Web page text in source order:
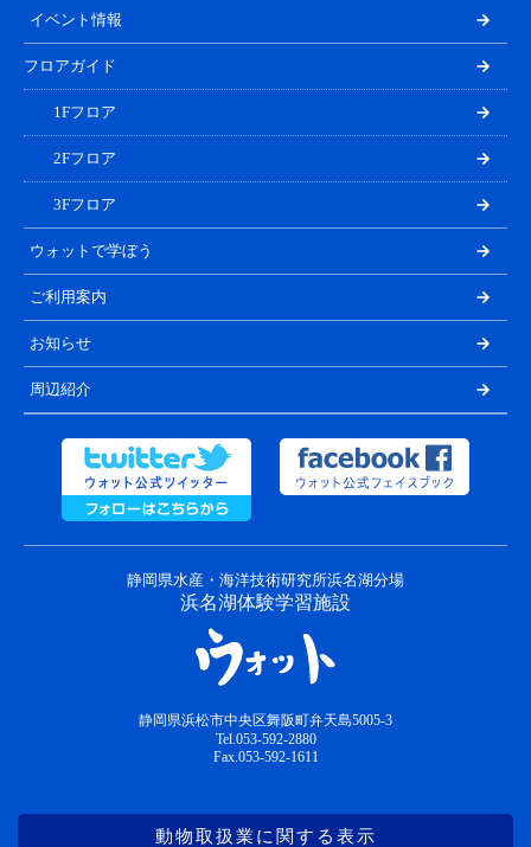
イベント情報
フロアガイド
1Fフロア
2Fフロア
3Fフロア
ウォットで学ぼう
ご利用案内
お知らせ
周辺紹介
静岡県水産・海洋技術研究所浜名湖分場
浜名湖体験学習施設
静岡県浜松市中央区舞阪町弁天島5005-3
Tel.053-592-2880
Fax.053-592-1611
動物取扱業に関する表示